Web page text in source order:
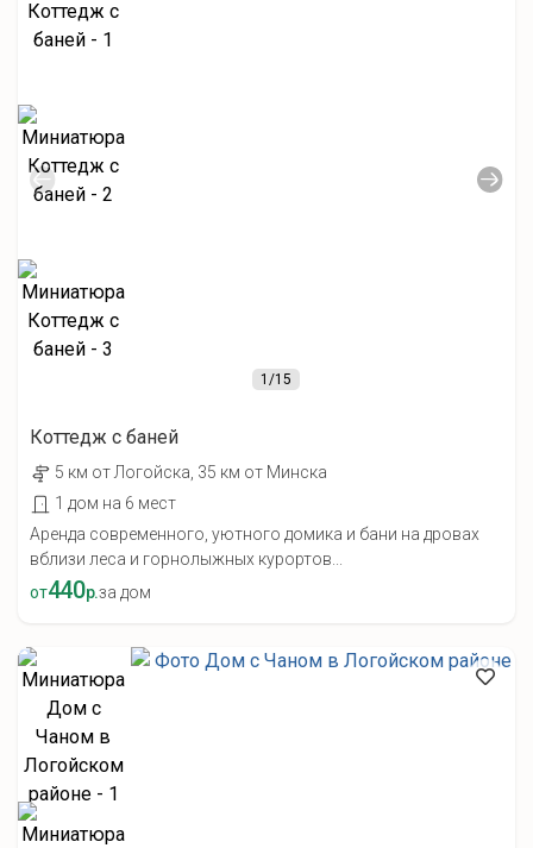
1/15
Коттедж с баней
5 км от Лoгойcка, 35 км от Минска
1 дом на 6 мест
Аренда современного, уютного домика и бани на дровах
вблизи леса и горнолыжных курортов...
от440р.за дом